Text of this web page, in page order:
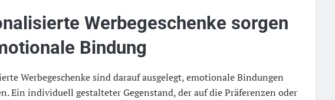
Werbegeschenke sorgen
Bindung
Werbegeschenke sind darauf ausgelegt, emotionale Bindungen
Ein individuell gestalteter Gegenstand, der auf die Präferenzen oder